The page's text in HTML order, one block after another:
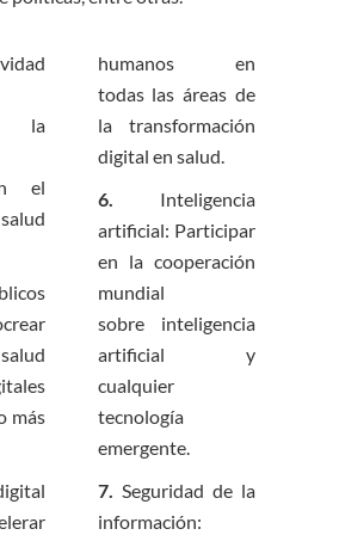
la
el
más
humanos en
todas las áreas de
la transformación
digital en salud.
6. Inteligencia
artificial: Participar
en la cooperación
mundial
sobre inteligencia
artificial y
cualquier
tecnología
emergente.
7. Seguridad de la
información: